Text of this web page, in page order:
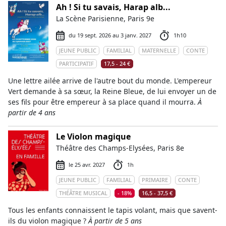
Ah ! Si tu savais, Harap alb...
La Scène Parisienne, Paris 9e
du 19 sept. 2026 au 3 janv. 2027
1h10
JEUNE PUBLIC
FAMILIAL MATERNELLE
CONTE
PARTICIPATIF
17,5 - 24 €
Une lettre ailée arrive de l'autre bout du monde. L'empereur
Vert demande à sa sœur, la Reine Bleue, de lui envoyer un de
ses fils pour être empereur à sa place quand il mourra.À
partir de 4 ans
Le Violon magique
Théâtre des Champs-Elysées, Paris 8e
le 25 avr. 2027
1h
JEUNE PUBLIC
FAMILIAL PRIMAIRE
CONTE
THÉÂTRE MUSICAL
- 18% 16,5 - 37,5 €
Tous les enfants connaissent le tapis volant, mais que savent-
ils du violon magique ?À partir de 5 ans